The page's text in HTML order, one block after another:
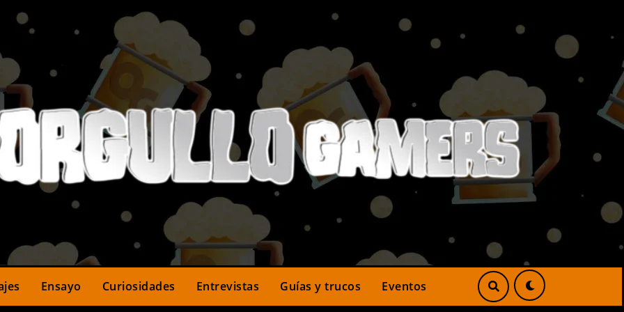
Ensayo Curiosidades Entrevistas Guías y trucos Eventos